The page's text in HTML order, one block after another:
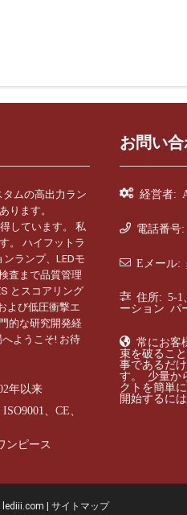
ムの高出力ラン
ります。
しています。 私
。 ハイフットラ
ランプ、LEDモ
査まで品質管理
とスコアリング
よび低圧衝撃エ
的な研究開発経
ようこそ! お待
年以来
、CE、
ピース
お問い
経営者:
電話番号:
Eメール:
住所: 5-1
ーション パ
常にお客
束を破るこ
事であるだ
す。 少量か
クトを簡単
開始するに
lediii.com | サイトマップ